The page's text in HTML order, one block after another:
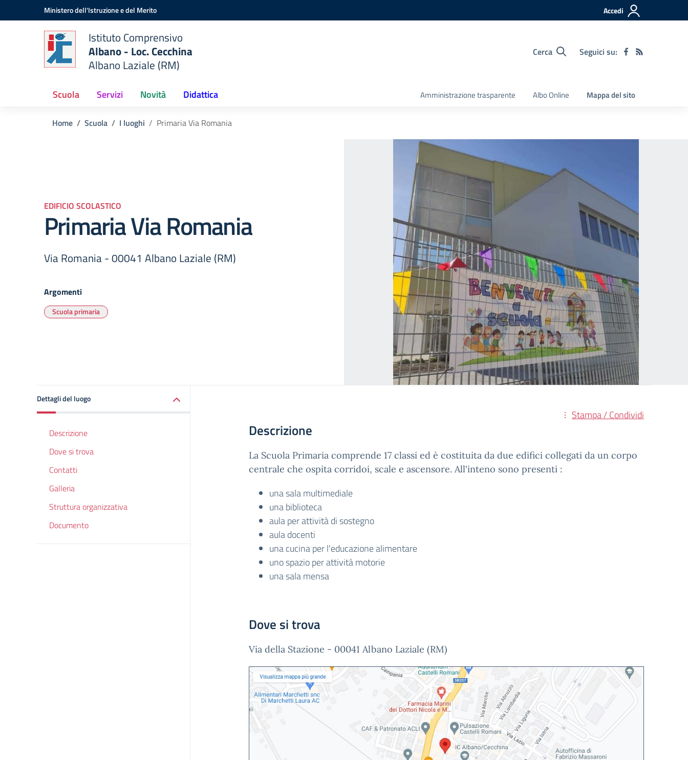
Vai ai contenuti
Vai al menu di navigazioneMinistero dell'Istruzione e del Merito Accedi
Istituto Comprensivo
Albano - Loc. Cecchina
Albano Laziale (RM)
Cerca Seguici su:
Scuola Servizi Novità Didattica Amministrazione trasparente Albo Online Mappa del sito
Home Scuola I luoghi Primaria Via Romania
EDIFICIO SCOLASTICO
Primaria Via Romania
Via Romania - 00041 Albano Laziale (RM)
Argomenti
Scuola primaria
Dettagli del luogo
Descrizione
Dove si trova
Contatti
Galleria
Struttura organizzativa
Documento
Stampa / Condividi
Descrizione
La Scuola Primaria comprende 17 classi ed è costituita da due edifici collegati da un corpo
centrale che ospita corridoi, scale e ascensore. All'inteno sono presenti :
una sala multimediale
una biblioteca
aula per attività di sostegno
aula docenti
una cucina per l'educazione alimentare
uno spazio per attività motorie
una sala mensa
Dove si trova
Via della Stazione - 00041 Albano Laziale (RM)